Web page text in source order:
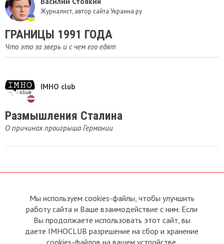
Журналист, автор сайта Украина.ру
ГРАНИЦЫ 1991 ГОДА
Что это за зверь и с чем его едят
IMHO club
Размышления Сталина
О причинах проигрыша Германии
О сайте
Условия пользования
Политика конфиденциальности
Прямая связь с
Председателем
Прямая связь c членами клуба
Реклама
Мы используем cookies-файлы, чтобы улучшить
работу сайта и Ваше взаимодействие с ним. Если
Вы продолжаете использовать этот сайт, вы
даете IMHOCLUB разрешение на сбор и хранение
cookies-файлов на вашем устройстве.